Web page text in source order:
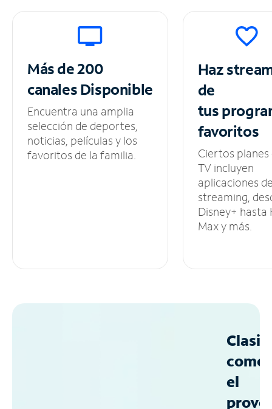
Más de 200
canalesDisponible
Encuentra una amplia
selección de deportes,
noticias, películas y los
favoritos de la familia.
Haz
de
tus
favoritos
Ciertos planes
TV incluyen
aplicaciones
streaming,
Disney+ hasta
Max y más.
como
el